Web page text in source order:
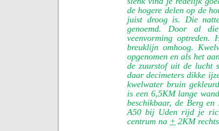
de hogere delen op de
juist droog is. Die
genoemd. Door al
veenvorming
breuklijn omhoog.
opgenomen en als het
de zuurstof uit de lucht
daar decimeters dikke
kwelwater bruin
is een 6,5KM lange
beschikbaar, de Berg
A50 bij Uden rijd je
centrum na + 2KM